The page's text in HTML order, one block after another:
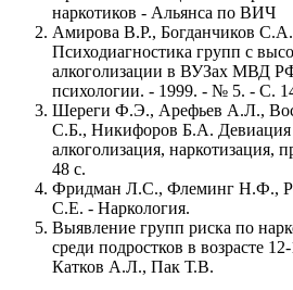
наркотиков - Альянса по ВИЧ
Амирова В.Р., Богданчиков
Психодиагностика групп с
алкоголизации в ВУЗах МВД
психологии. - 1999. - № 5. - С.
Шереги Ф.Э., Арефьев А.Л.,
С.Б., Никифоров Б.А. Девиация
алкоголизация, наркотизация,
48 с.
Фридман Л.С., Флеминг Н.Ф.,
С.Е. - Наркология.
Выявление групп риска по
среди подростков в возрасте
Катков А.Л., Пак Т.В.